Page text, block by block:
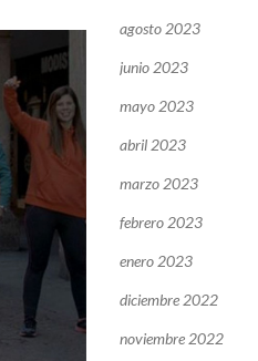
agosto 2023
junio 2023
mayo 2023
abril 2023
marzo 2023
febrero 2023
enero 2023
diciembre 2022
noviembre 2022